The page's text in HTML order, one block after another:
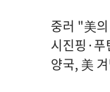
중러 "美
시진핑·
양국, 美